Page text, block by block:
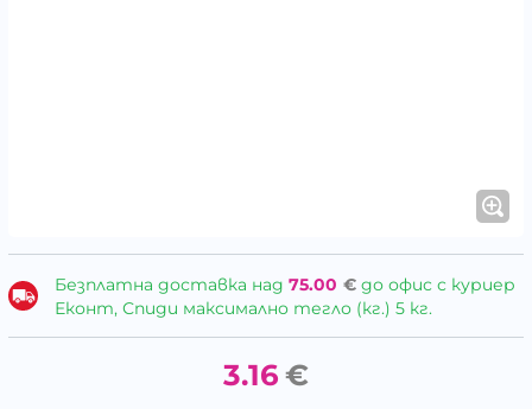
Безплатна доставка над 75.00 €до офис с куриер
Еконт, Спиди максимално тегло (кг.) 5 кг.
3.16 €